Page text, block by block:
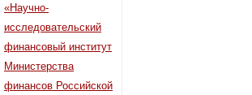
«Научно-
исследовательский
финансовый институт
Министерства
финансов Российской